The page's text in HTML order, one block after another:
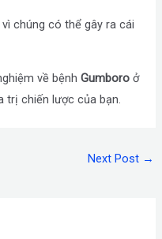
chúng có thể gây ra cái
về bệnhGumboro ở
trị chiến lược của bạn.
Next Post →